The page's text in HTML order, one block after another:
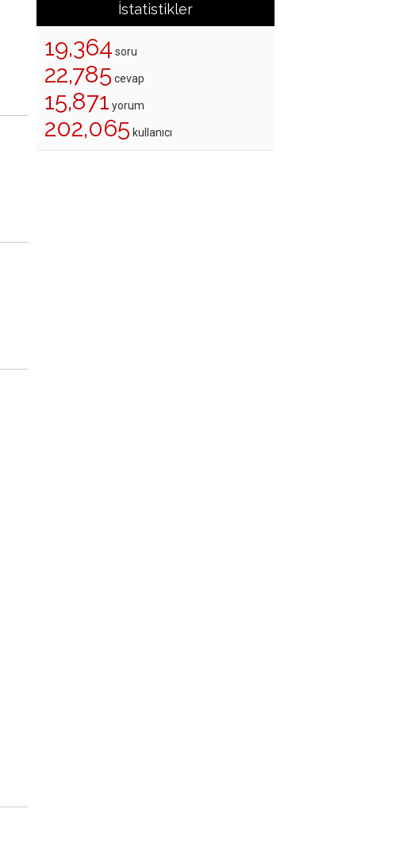
İstatistikler
19,364 soru
22,785 cevap
15,871 yorum
202,065 kullanıcı